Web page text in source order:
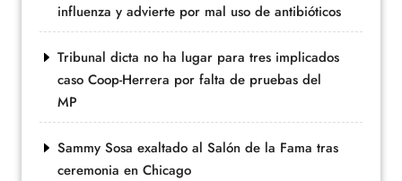
influenza y advierte por mal uso de antibióticos
Tribunal dicta no ha lugar para tres implicados
caso Coop-Herrera por falta de pruebas del
MP
Sammy Sosa exaltado al Salón de la Fama tras
ceremonia en Chicago